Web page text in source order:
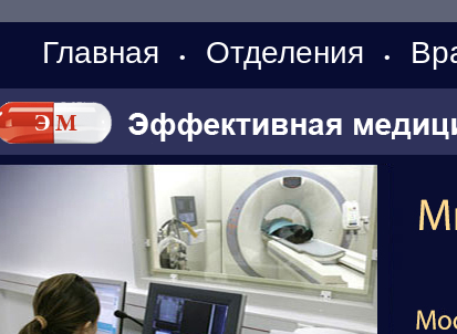
Главная • Отделения •